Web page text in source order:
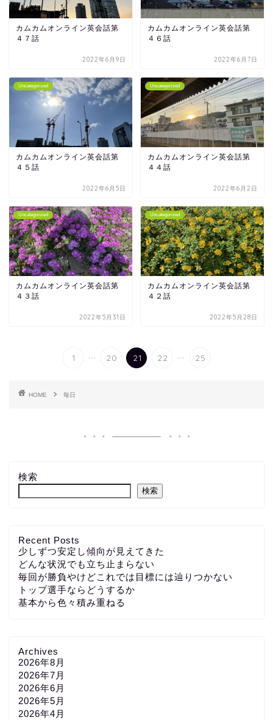
カムカムオンライン英会話第
４７話
2022年6月9日
カムカムオンライン英会話第
４６話
2022年6月7日
Uncategorized
カムカムオンライン英会話第
４５話
2022年6月5日
Uncategorized
カムカムオンライン英会話第
４４話
2022年6月2日
Uncategorized
カムカムオンライン英会話第
４３話
2022年5月31日
Uncategorized
カムカムオンライン英会話第
４２話
2022年5月28日
1 ... 20 21 22 ... 25
HOME 毎日
検索
検索
Recent Posts
少しずつ安定し傾向が見えてきた
どんな状況でも立ち止まらない
毎回が勝負やけどこれでは目標には辿りつかない
トップ選手ならどうするか
基本から色々積み重ねる
Archives
2026年8月
2026年7月
2026年6月
2026年5月
2026年4月